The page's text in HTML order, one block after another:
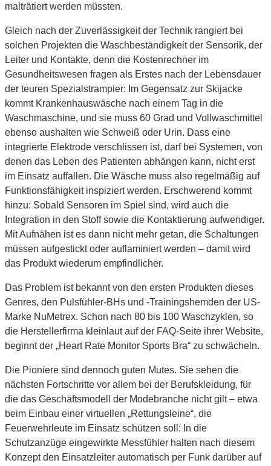
malträtiert werden müssten.
Gleich nach der Zuverlässigkeit der Technik rangiert bei
solchen Projekten die Waschbeständigkeit der Sensorik, der
Leiter und Kontakte, denn die Kostenrechner im
Gesundheitswesen fragen als Erstes nach der Lebensdauer
der teuren Spezialstrampier: Im Gegensatz zur Skijacke
kommt Krankenhauswäsche nach einem Tag in die
Waschmaschine, und sie muss 60 Grad und Vollwaschmittel
ebenso aushalten wie Schweiß oder Urin. Dass eine
integrierte Elektrode verschlissen ist, darf bei Systemen, von
denen das Leben des Patienten abhängen kann, nicht erst
im Einsatz auffallen. Die Wäsche muss also regelmäßig auf
Funktionsfähigkeit inspiziert werden. Erschwerend kommt
hinzu: Sobald Sensoren im Spiel sind, wird auch die
Integration in den Stoff sowie die Kontaktierung aufwendiger.
Mit Aufnähen ist es dann nicht mehr getan, die Schaltungen
müssen aufgestickt oder auflaminiert werden – damit wird
das Produkt wiederum empfindlicher.
Das Problem ist bekannt von den ersten Produkten dieses
Genres, den Pulsfühler-BHs und -Trainingshemden der US-
Marke NuMetrex. Schon nach 80 bis 100 Waschzyklen, so
die Herstellerfirma kleinlaut auf der FAQ-Seite ihrer Website,
beginnt der „Heart Rate Monitor Sports Bra“ zu schwächeln.
Die Pioniere sind dennoch guten Mutes. Sie sehen die
nächsten Fortschritte vor allem bei der Berufskleidung, für
die das Geschäftsmodell der Modebranche nicht gilt – etwa
beim Einbau einer virtuellen „Rettungsleine“, die
Feuerwehrleute im Einsatz schützen soll: In die
Schutzanzüge eingewirkte Messfühler halten nach diesem
Konzept den Einsatzleiter automatisch per Funk darüber auf